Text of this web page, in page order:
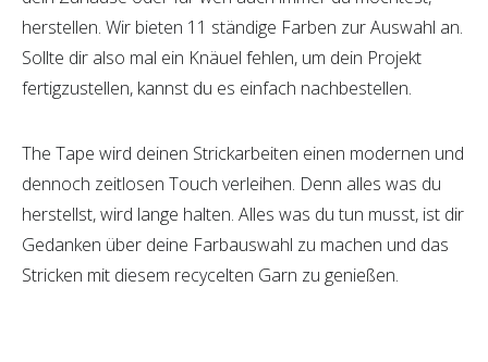
herstellen. Wir bieten 11 ständige Farben zur Auswahl an.
Sollte dir also mal ein Knäuel fehlen, um dein Projekt
fertigzustellen, kannst du es einfach nachbestellen.
The Tape wird deinen Strickarbeiten einen modernen und
dennoch zeitlosen Touch verleihen. Denn alles was du
herstellst, wird lange halten. Alles was du tun musst, ist dir
Gedanken über deine Farbauswahl zu machen und das
Stricken mit diesem recycelten Garn zu genießen.